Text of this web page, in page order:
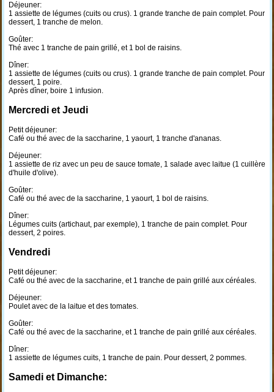
Déjeuner:
1 assiette de légumes (cuits ou crus). 1 grande tranche de pain complet. Pour
dessert, 1 tranche de melon.
Goûter:
Thé avec 1 tranche de pain grillé, et 1 bol de raisins.
Dîner:
1 assiette de légumes (cuits ou crus). 1 grande tranche de pain complet. Pour
dessert, 1 poire.
Après dîner, boire 1 infusion.
Mercredi et Jeudi
Petit déjeuner:
Café ou thé avec de la saccharine, 1 yaourt, 1 tranche d'ananas.
Déjeuner:
1 assiette de riz avec un peu de sauce tomate, 1 salade avec laitue (1 cuillère
d'huile d'olive).
Goûter:
Café ou thé avec de la saccharine, 1 yaourt, 1 bol de raisins.
Dîner:
Légumes cuits (artichaut, par exemple), 1 tranche de pain complet. Pour
dessert, 2 poires.
Vendredi
Petit déjeuner:
Café ou thé avec de la saccharine, et 1 tranche de pain grillé aux céréales.
Déjeuner:
Poulet avec de la laitue et des tomates.
Goûter:
Café ou thé avec de la saccharine, et 1 tranche de pain grillé aux céréales.
Dîner:
1 assiette de légumes cuits, 1 tranche de pain. Pour dessert, 2 pommes.
Samedi et Dimanche: